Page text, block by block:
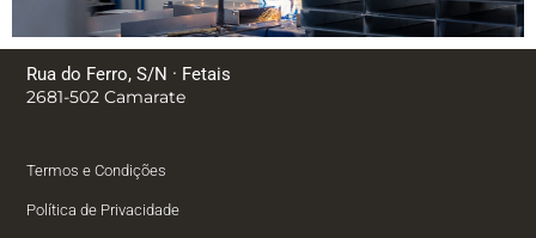
Rua do Ferro, S/N · Fetais
2681-502 Camarate
Termos e Condições
Política de Privacidade